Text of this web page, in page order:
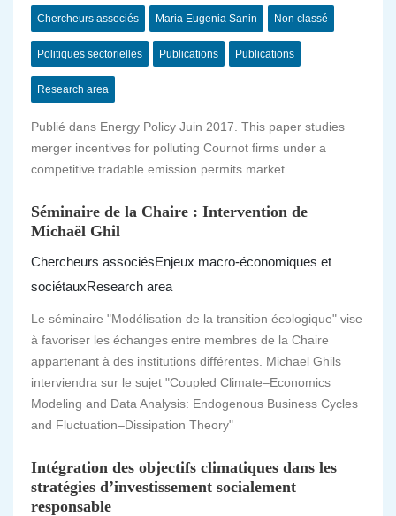
Chercheurs associés Maria Eugenia Sanin Non classé
Politiques sectorielles Publications Publications
Research area
Publié dans Energy Policy Juin 2017. This paper studies
merger incentives for polluting Cournot firms under a
competitive tradable emission permits market.
Séminaire de la Chaire : Intervention de
Michaël Ghil
Chercheurs associésEnjeux macro-économiques et
sociétauxResearch area
Le séminaire "Modélisation de la transition écologique" vise
à favoriser les échanges entre membres de la Chaire
appartenant à des institutions différentes. Michael Ghils
interviendra sur le sujet "Coupled Climate–Economics
Modeling and Data Analysis: Endogenous Business Cycles
and Fluctuation–Dissipation Theory"
Intégration des objectifs climatiques dans les
stratégies d’investissement socialement
responsable